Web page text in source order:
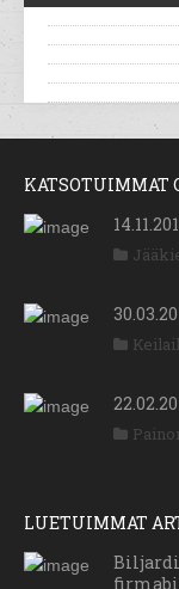
KATSOTUIMMAT
LUETUIMMAT